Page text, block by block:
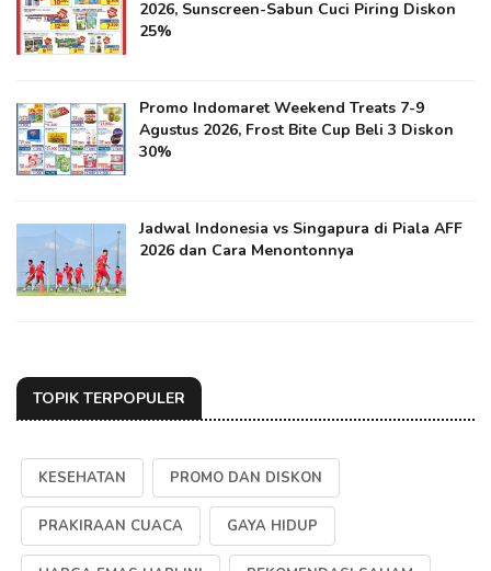
2026, Sunscreen-Sabun Cuci Piring Diskon
25%
Promo Indomaret Weekend Treats 7-9
Agustus 2026, Frost Bite Cup Beli 3 Diskon
30%
Jadwal Indonesia vs Singapura di Piala AFF
2026 dan Cara Menontonnya
TOPIK TERPOPULER
KESEHATAN PROMO DAN DISKON
PRAKIRAAN CUACA GAYA HIDUP